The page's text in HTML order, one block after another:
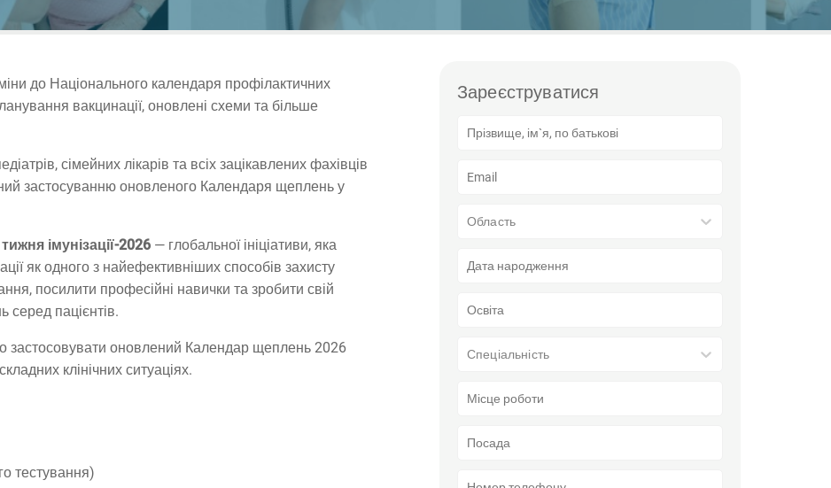
до Національного календаря профілактичних
вакцинації, оновлені схеми та більше
сімейних лікарів та всіх зацікавлених фахівців
застосуванню оновленого Календаря щеплень у
імунізації-2026 — глобальної ініціативи, яка
як одного з найефективніших способів захисту
посилити професійні навички та зробити свій
серед пацієнтів.
оновлений Календар щеплень 2026
клінічних ситуаціях.
тестування)
Зареєструватися
Область
Спеціальність